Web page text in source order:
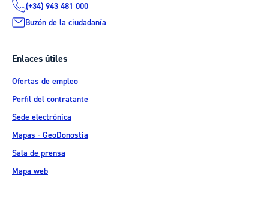
(+34) 943 481 000
Buzón de la ciudadanía
Enlaces útiles
Ofertas de empleo
Perfil del contratante
Sede electrónica
Mapas - GeoDonostia
Sala de prensa
Mapa web